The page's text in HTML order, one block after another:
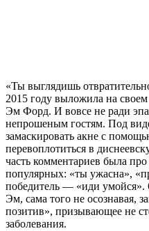
«Ты выглядишь
2015 году выложила на
Эм Форд. И вовсе не ради
непрошеным гостям. Под
замаскировать акне с
перевоплотиться в
часть комментариев была
популярных: «ты ужасна»,
победитель — «иди умойся».
Эм, сама того не осознавая,
позитив», призывающее не
заболевания.